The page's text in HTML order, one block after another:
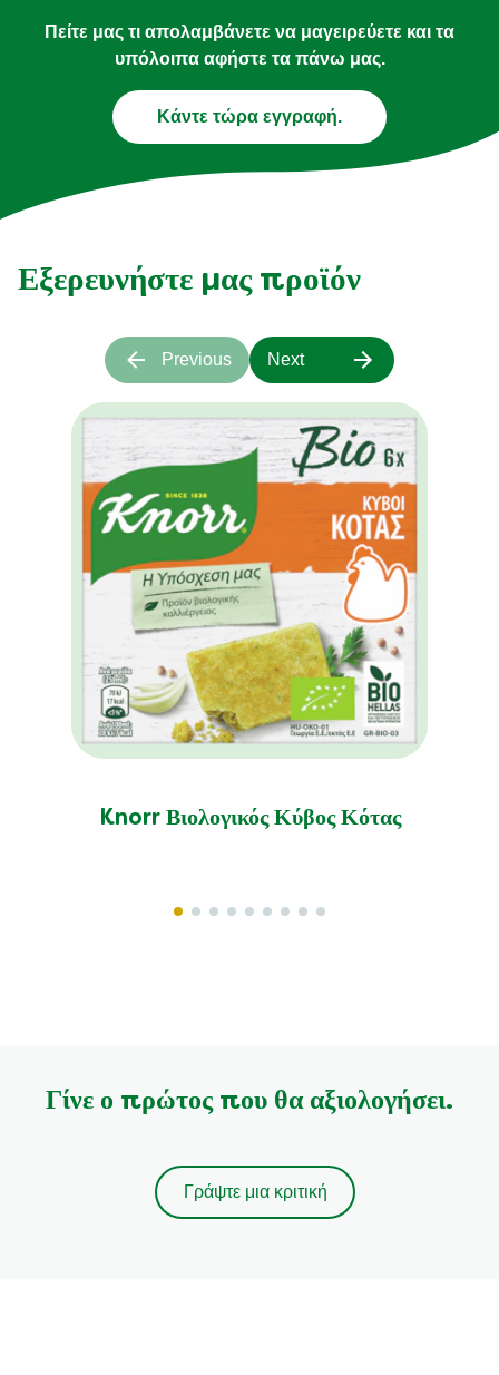
Πείτε μας τι απολαμβάνετε να μαγειρεύετε και τα
υπόλοιπα αφήστε τα πάνω μας.
Κάντε τώρα εγγραφή.
Εξερευνήστε μας προϊόν
Knorr Βιολογικός Κύβος Κότας
Previous Next
Γίνε ο πρώτος που θα αξιολογήσει.
Γράψτε μια κριτική